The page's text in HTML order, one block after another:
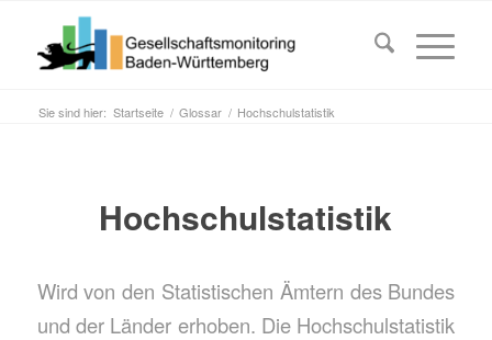
Sie sind hier: Startseite / Glossar / Hochschulstatistik
Hochschulstatistik
Wird von den Statistischen Ämtern des Bundes
und der Länder erhoben. Die Hochschulstatistik